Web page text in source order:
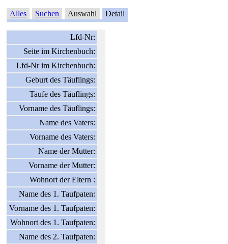
Alles Suchen Auswahl Detail
Lfd-Nr:
Seite im Kirchenbuch:
Lfd-Nr im Kirchenbuch:
Geburt des Täuflings:
Taufe des Täuflings:
Vorname des Täuflings:
Name des Vaters:
Vorname des Vaters:
Name der Mutter:
Vorname der Mutter:
Wohnort der Eltern :
Name des 1. Taufpaten:
Vorname des 1. Taufpaten:
Wohnort des 1. Taufpaten:
Name des 2. Taufpaten: